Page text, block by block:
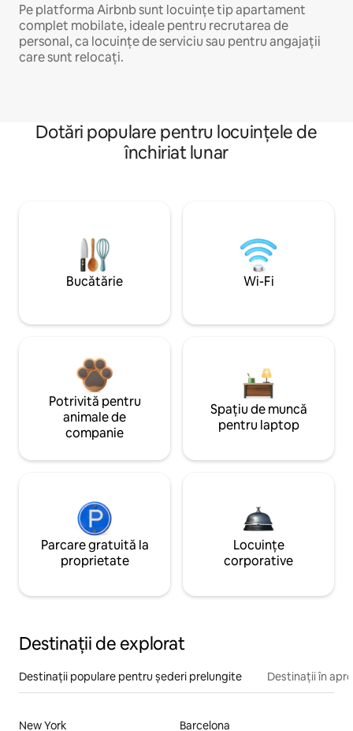
Pe platforma Airbnb sunt locuințe tip apartament
complet mobilate, ideale pentru recrutarea de
personal, ca locuințe de serviciu sau pentru angajații
care sunt relocați.
Dotări populare pentru locuințele de
închiriat lunar
Bucătărie Wi-Fi
Potrivită pentru
animale de
companie
Spațiu de muncă
pentru laptop
Parcare gratuită la
proprietate
Locuințe
corporative
Destinații de explorat
Destinații populare pentru șederi prelungite Destinații în
New York
Barcelona